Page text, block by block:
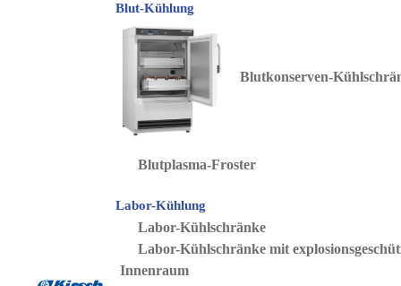
Blut-Kühlung
Blutkonserven-
Blutplasma-Froster
Labor-Kühlung
Labor-Kühlschränke
Labor-Kühlschränke mit
Innenraum